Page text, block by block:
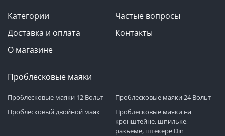
Категории
Частые вопросы
Доставка и оплата
Контакты
О магазине
Проблесковые маяки
Проблесковые маяки 12 Вольт
Проблесковые маяки 24 Вольт
Проблесковый двойной маяк
Проблесковые маяки на
кронштейне, шпильке,
разъеме, штекере Din